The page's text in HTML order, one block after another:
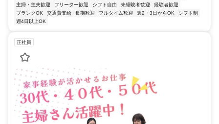
主婦・主夫歓迎
フリーター歓迎 シフト自由 未経験者歓迎
経験者歓迎
ブランクOK
交通費支給 長期歓迎 フルタイム歓迎 週2・3日からOK
シフト制
週4日以上OK
正社員